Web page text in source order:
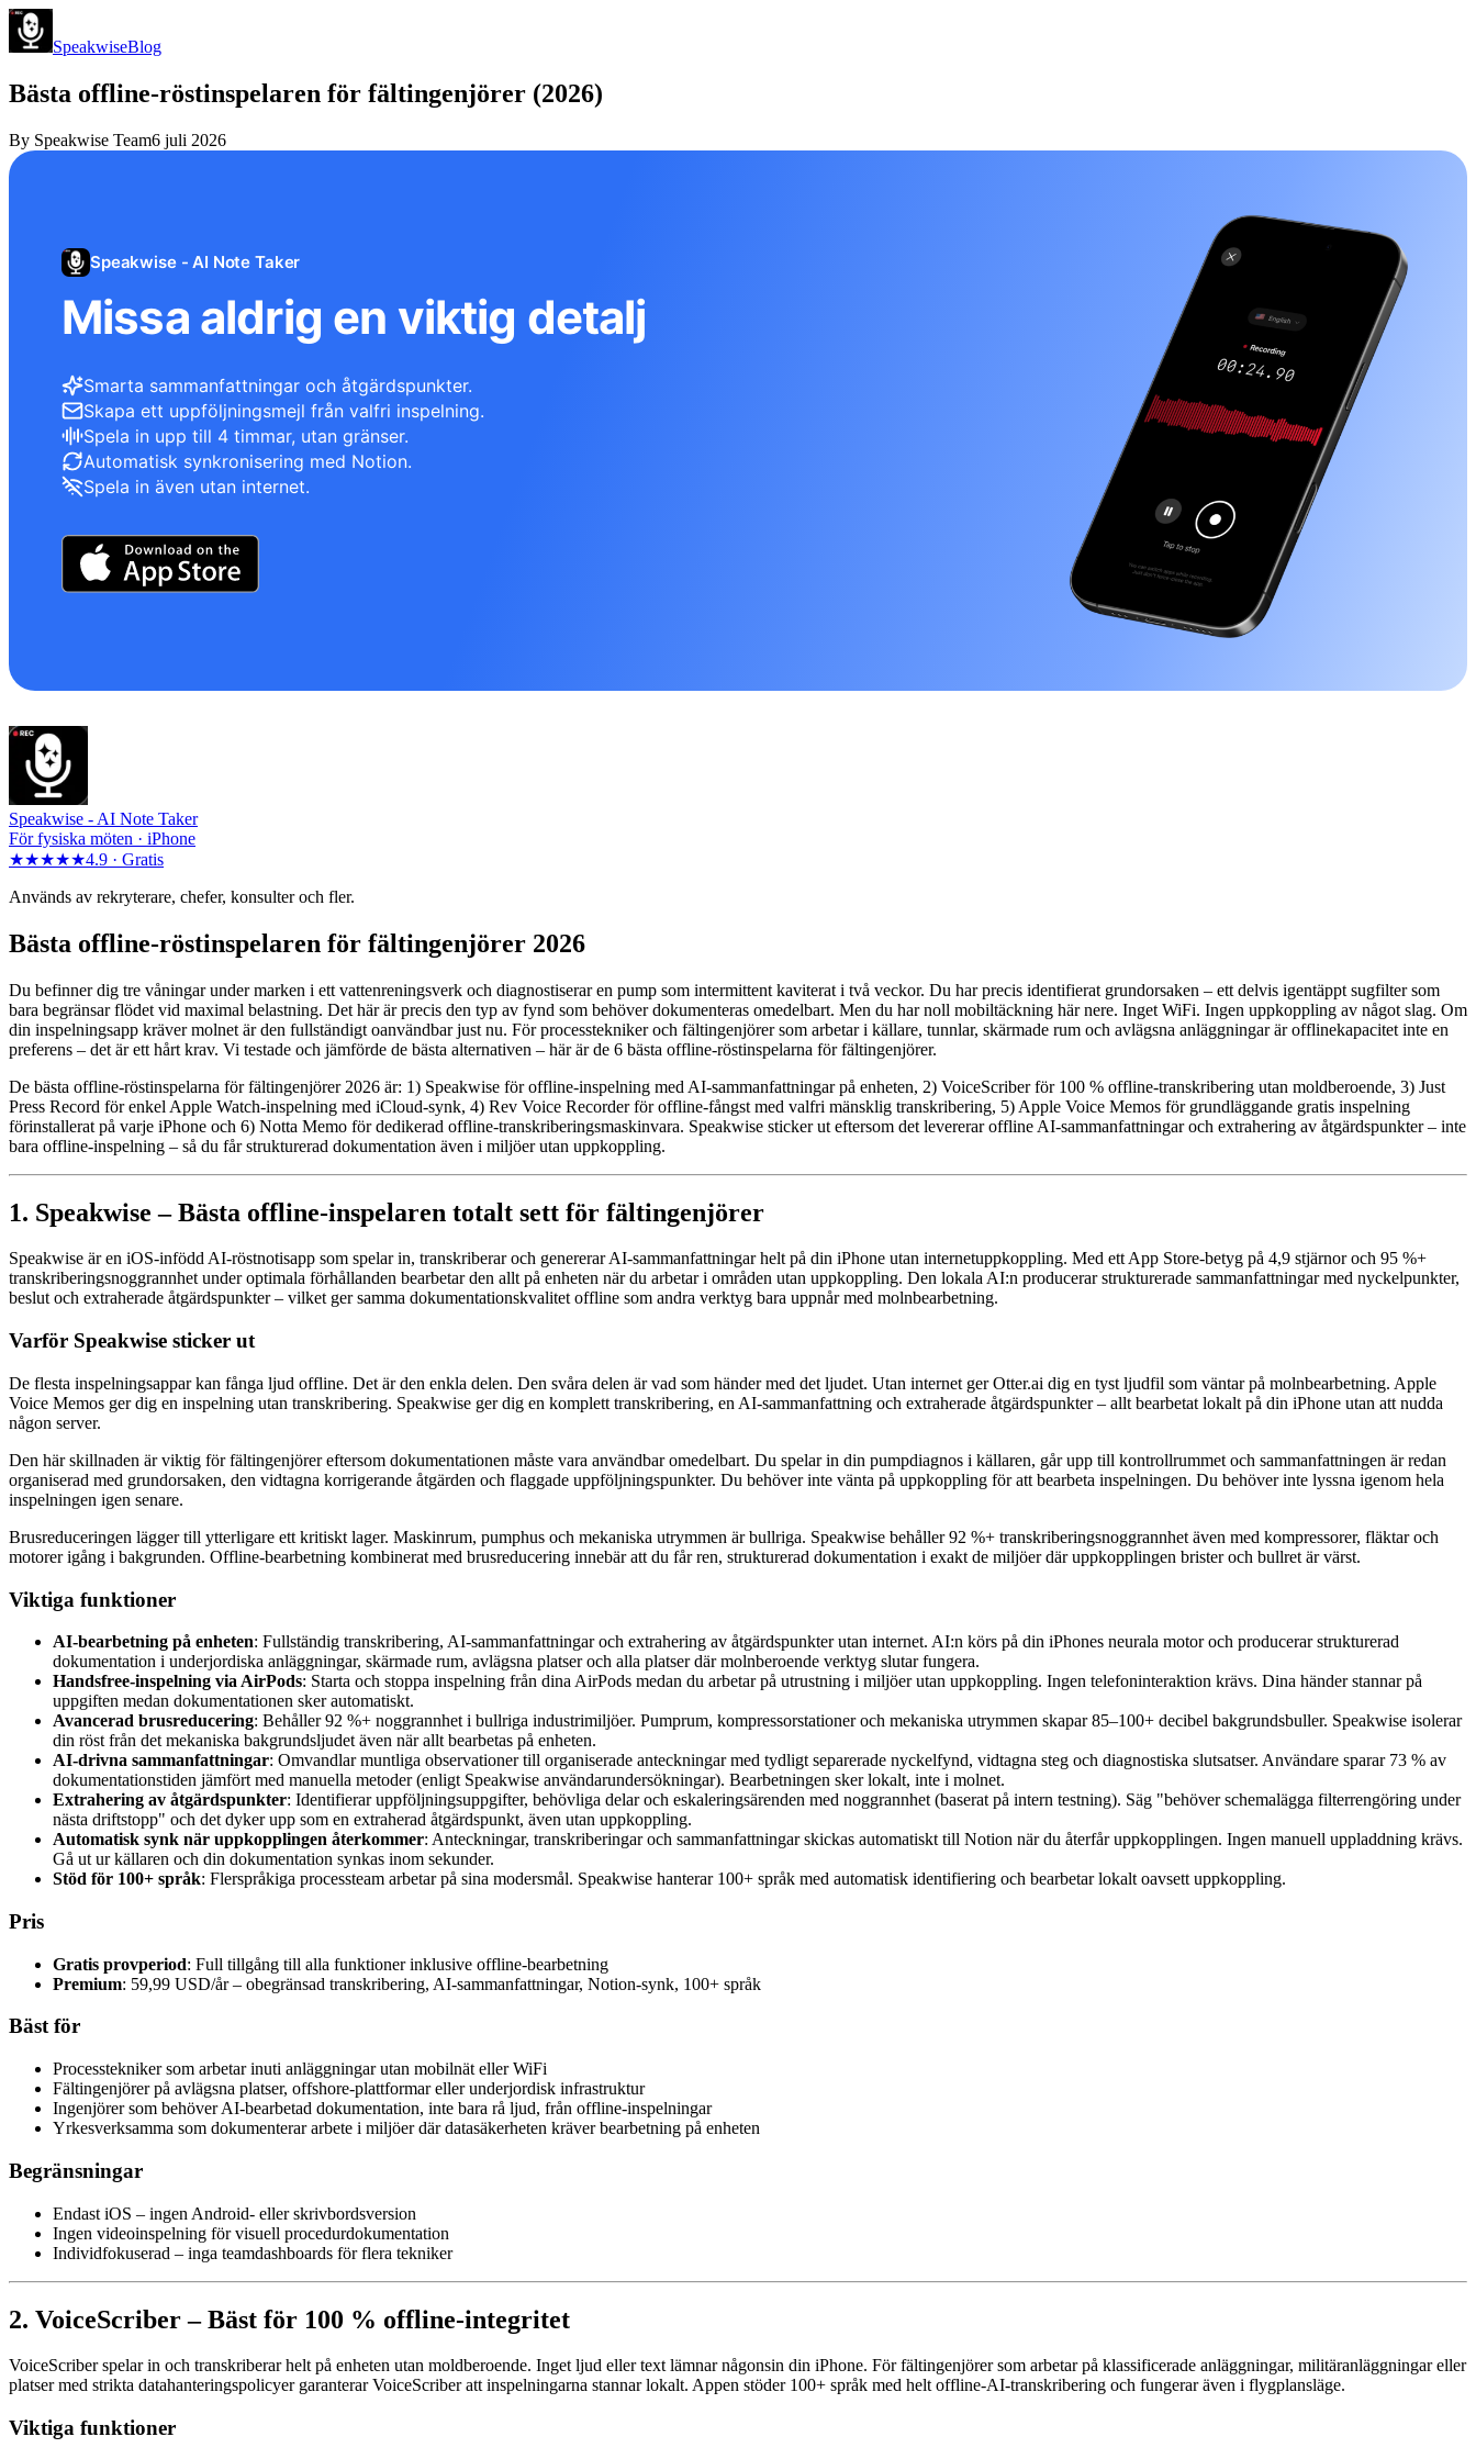
SpeakwiseBlog
Bästa offline-röstinspelaren för fältingenjörer (2026)
By Speakwise Team6 juli 2026
Speakwise - AI Note Taker
Missa aldrig en viktig detalj
Smarta sammanfattningar och åtgärdspunkter.
Skapa ett uppföljningsmejl från valfri inspelning.
Spela in upp till 4 timmar, utan gränser.
Automatisk synkronisering med Notion.
Spela in även utan internet.
Speakwise - AI Note Taker
För fysiska möten · iPhone
★★★★★4.9 · Gratis
Används av rekryterare, chefer, konsulter och fler.
Bästa offline-röstinspelaren för fältingenjörer 2026
Du befinner dig tre våningar under marken i ett vattenreningsverk och diagnostiserar en pump som intermittent kaviterat i två veckor. Du har precis identifierat grundorsaken – ett delvis igentäppt sugfilter som
bara begränsar flödet vid maximal belastning. Det här är precis den typ av fynd som behöver dokumenteras omedelbart. Men du har noll mobiltäckning här nere. Inget WiFi. Ingen uppkoppling av något slag. Om
din inspelningsapp kräver molnet är den fullständigt oanvändbar just nu. För processtekniker och fältingenjörer som arbetar i källare, tunnlar, skärmade rum och avlägsna anläggningar är offlinekapacitet inte en
preferens – det är ett hårt krav. Vi testade och jämförde de bästa alternativen – här är de 6 bästa offline-röstinspelarna för fältingenjörer.
De bästa offline-röstinspelarna för fältingenjörer 2026 är: 1) Speakwise för offline-inspelning med AI-sammanfattningar på enheten, 2) VoiceScriber för 100 % offline-transkribering utan moldberoende, 3) Just
Press Record för enkel Apple Watch-inspelning med iCloud-synk, 4) Rev Voice Recorder för offline-fångst med valfri mänsklig transkribering, 5) Apple Voice Memos för grundläggande gratis inspelning
förinstallerat på varje iPhone och 6) Notta Memo för dedikerad offline-transkriberingsmaskinvara. Speakwise sticker ut eftersom det levererar offline AI-sammanfattningar och extrahering av åtgärdspunkter – inte
bara offline-inspelning – så du får strukturerad dokumentation även i miljöer utan uppkoppling.
1. Speakwise – Bästa offline-inspelaren totalt sett för fältingenjörer
Speakwise är en iOS-infödd AI-röstnotisapp som spelar in, transkriberar och genererar AI-sammanfattningar helt på din iPhone utan internetuppkoppling. Med ett App Store-betyg på 4,9 stjärnor och 95 %+
transkriberingsnoggrannhet under optimala förhållanden bearbetar den allt på enheten när du arbetar i områden utan uppkoppling. Den lokala AI:n producerar strukturerade sammanfattningar med nyckelpunkter,
beslut och extraherade åtgärdspunkter – vilket ger samma dokumentationskvalitet offline som andra verktyg bara uppnår med molnbearbetning.
Varför Speakwise sticker ut
De flesta inspelningsappar kan fånga ljud offline. Det är den enkla delen. Den svåra delen är vad som händer med det ljudet. Utan internet ger Otter.ai dig en tyst ljudfil som väntar på molnbearbetning. Apple
Voice Memos ger dig en inspelning utan transkribering. Speakwise ger dig en komplett transkribering, en AI-sammanfattning och extraherade åtgärdspunkter – allt bearbetat lokalt på din iPhone utan att nudda
någon server.
Den här skillnaden är viktig för fältingenjörer eftersom dokumentationen måste vara användbar omedelbart. Du spelar in din pumpdiagnos i källaren, går upp till kontrollrummet och sammanfattningen är redan
organiserad med grundorsaken, den vidtagna korrigerande åtgärden och flaggade uppföljningspunkter. Du behöver inte vänta på uppkoppling för att bearbeta inspelningen. Du behöver inte lyssna igenom hela
inspelningen igen senare.
Brusreduceringen lägger till ytterligare ett kritiskt lager. Maskinrum, pumphus och mekaniska utrymmen är bullriga. Speakwise behåller 92 %+ transkriberingsnoggrannhet även med kompressorer, fläktar och
motorer igång i bakgrunden. Offline-bearbetning kombinerat med brusreducering innebär att du får ren, strukturerad dokumentation i exakt de miljöer där uppkopplingen brister och bullret är värst.
Viktiga funktioner
AI-bearbetning på enheten: Fullständig transkribering, AI-sammanfattningar och extrahering av åtgärdspunkter utan internet. AI:n körs på din iPhones neurala motor och producerar strukturerad
dokumentation i underjordiska anläggningar, skärmade rum, avlägsna platser och alla platser där molnberoende verktyg slutar fungera.
Handsfree-inspelning via AirPods: Starta och stoppa inspelning från dina AirPods medan du arbetar på utrustning i miljöer utan uppkoppling. Ingen telefoninteraktion krävs. Dina händer stannar på
uppgiften medan dokumentationen sker automatiskt.
Avancerad brusreducering: Behåller 92 %+ noggrannhet i bullriga industrimiljöer. Pumprum, kompressorstationer och mekaniska utrymmen skapar 85–100+ decibel bakgrundsbuller. Speakwise isolerar
din röst från det mekaniska bakgrundsljudet även när allt bearbetas på enheten.
AI-drivna sammanfattningar: Omvandlar muntliga observationer till organiserade anteckningar med tydligt separerade nyckelfynd, vidtagna steg och diagnostiska slutsatser. Användare sparar 73 % av
dokumentationstiden jämfört med manuella metoder (enligt Speakwise användarundersökningar). Bearbetningen sker lokalt, inte i molnet.
Extrahering av åtgärdspunkter: Identifierar uppföljningsuppgifter, behövliga delar och eskaleringsärenden med noggrannhet (baserat på intern testning). Säg "behöver schemalägga filterrengöring under
nästa driftstopp" och det dyker upp som en extraherad åtgärdspunkt, även utan uppkoppling.
Automatisk synk när uppkopplingen återkommer: Anteckningar, transkriberingar och sammanfattningar skickas automatiskt till Notion när du återfår uppkopplingen. Ingen manuell uppladdning krävs.
Gå ut ur källaren och din dokumentation synkas inom sekunder.
Stöd för 100+ språk: Flerspråkiga processteam arbetar på sina modersmål. Speakwise hanterar 100+ språk med automatisk identifiering och bearbetar lokalt oavsett uppkoppling.
Pris
Gratis provperiod: Full tillgång till alla funktioner inklusive offline-bearbetning
Premium: 59,99 USD/år – obegränsad transkribering, AI-sammanfattningar, Notion-synk, 100+ språk
Bäst för
Processtekniker som arbetar inuti anläggningar utan mobilnät eller WiFi
Fältingenjörer på avlägsna platser, offshore-plattformar eller underjordisk infrastruktur
Ingenjörer som behöver AI-bearbetad dokumentation, inte bara rå ljud, från offline-inspelningar
Yrkesverksamma som dokumenterar arbete i miljöer där datasäkerheten kräver bearbetning på enheten
Begränsningar
Endast iOS – ingen Android- eller skrivbordsversion
Ingen videoinspelning för visuell procedurdokumentation
Individfokuserad – inga teamdashboards för flera tekniker
2. VoiceScriber – Bäst för 100 % offline-integritet
VoiceScriber spelar in och transkriberar helt på enheten utan moldberoende. Inget ljud eller text lämnar någonsin din iPhone. För fältingenjörer som arbetar på klassificerade anläggningar, militäranläggningar eller
platser med strikta datahanteringspolicyer garanterar VoiceScriber att inspelningarna stannar lokalt. Appen stöder 100+ språk med helt offline-AI-transkribering och fungerar även i flygplansläge.
Viktiga funktioner